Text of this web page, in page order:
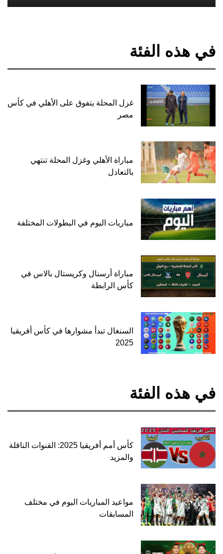
في هذه الفئة
غزل المحلة يتفوق على الأهلي في كأس
مصر
مباراة الأهلي وغزل المحلة تنتهي
بالتعادل
مباريات اليوم في البطولات المختلفة
مباراة أرسنال وكريستال بالاس في
كأس الرابطة
السنغال تبدأ مشوارها في كأس أفريقيا
2025
في هذه الفئة
كأس أمم أفريقيا 2025: القنوات الناقلة
والمزيد
مواعيد المباريات اليوم في مختلف
المسابقات